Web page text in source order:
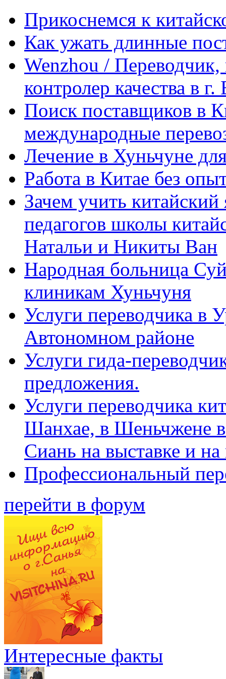
Прикоснемся к
Как ужать длинные
Wenzhou / Переводчик,
контролер качества в
Поиск поставщиков в
международные
Лечение в Хуньчуне
Работа в Китае без
Зачем учить
педагогов школы
Натальи и Никиты Ван
Народная больница
клиникам Хуньчуня
Услуги переводчика в
Автономном районе
Услуги гида-
предложения.
Услуги переводчика
Шанхае, в Шеньчжене
Сиань на выставке и
Профессиональный
перейти в форум
Интересные факты